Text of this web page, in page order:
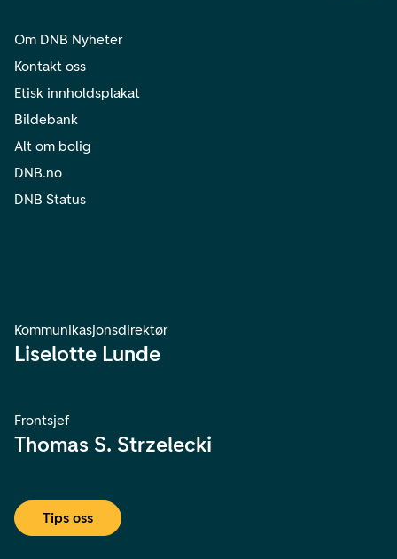
Om DNB Nyheter
Kontakt oss
Etisk innholdsplakat
Bildebank
Alt om bolig
DNB.no
DNB Status
Kommunikasjonsdirektør
Liselotte Lunde
Frontsjef
Thomas S. Strzelecki
Tips oss